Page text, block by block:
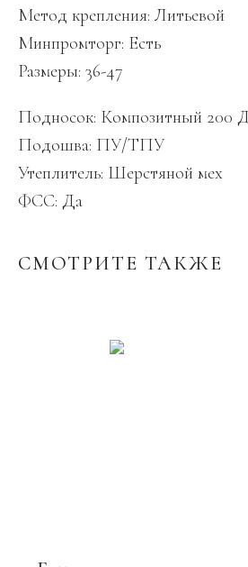
Метод крепления: Литьевой
Минпромторг: Есть
Размеры: 36-47
Подносок: Композитный 200
Подошва: ПУ/ТПУ
Утеплитель: Шерстяной мех
ФСС: Да
СМОТРИТЕ ТАКЖЕ